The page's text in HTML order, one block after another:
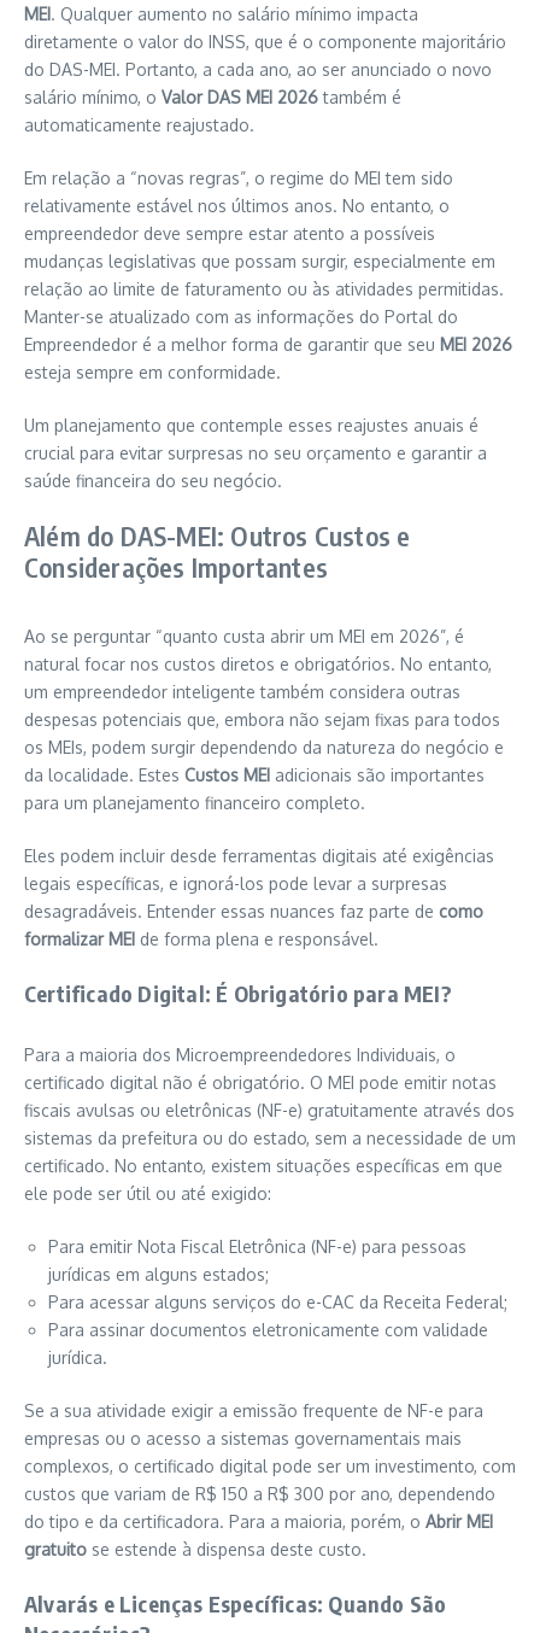
MEI. Qualquer aumento no salário mínimo impacta
diretamente o valor do INSS, que é o componente majoritário
do DAS-MEI. Portanto, a cada ano, ao ser anunciado o novo
salário mínimo, o Valor DAS MEI 2026também é
automaticamente reajustado.
Em relação a “novas regras”, o regime do MEI tem sido
relativamente estável nos últimos anos. No entanto, o
empreendedor deve sempre estar atento a possíveis
mudanças legislativas que possam surgir, especialmente em
relação ao limite de faturamento ou às atividades permitidas.
Manter-se atualizado com as informações do Portal do
Empreendedor é a melhor forma de garantir que seu MEI 2026
esteja sempre em conformidade.
Um planejamento que contemple esses reajustes anuais é
crucial para evitar surpresas no seu orçamento e garantir a
saúde financeira do seu negócio.
Além do DAS-MEI: Outros Custos e
Considerações Importantes
Ao se perguntar “quanto custa abrir um MEI em 2026”, é
natural focar nos custos diretos e obrigatórios. No entanto,
um empreendedor inteligente também considera outras
despesas potenciais que, embora não sejam fixas para todos
os MEIs, podem surgir dependendo da natureza do negócio e
da localidade. Estes Custos MEI adicionais são importantes
para um planejamento financeiro completo.
Eles podem incluir desde ferramentas digitais até exigências
legais específicas, e ignorá-los pode levar a surpresas
desagradáveis. Entender essas nuances faz parte de como
formalizar MEI de forma plena e responsável.
Certificado Digital: É Obrigatório para MEI?
Para a maioria dos Microempreendedores Individuais, o
certificado digital não é obrigatório. O MEI pode emitir notas
fiscais avulsas ou eletrônicas (NF-e) gratuitamente através dos
sistemas da prefeitura ou do estado, sem a necessidade de um
certificado. No entanto, existem situações específicas em que
ele pode ser útil ou até exigido:
Para emitir Nota Fiscal Eletrônica (NF-e) para pessoas
jurídicas em alguns estados;
Para acessar alguns serviços do e-CAC da Receita Federal;
Para assinar documentos eletronicamente com validade
jurídica.
Se a sua atividade exigir a emissão frequente de NF-e para
empresas ou o acesso a sistemas governamentais mais
complexos, o certificado digital pode ser um investimento, com
custos que variam de R$ 150 a R$ 300 por ano, dependendo
do tipo e da certificadora. Para a maioria, porém, o Abrir MEI
gratuito se estende à dispensa deste custo.
Alvarás e Licenças Específicas: Quando São